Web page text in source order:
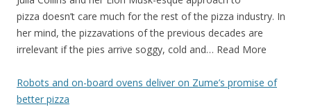
pizza doesn’t care much for the rest of the pizza industry. In
her mind, the pizzavations of the previous decades are
irrelevant if the pies arrive soggy, cold and… Read More
Robots and on-board ovens deliver on Zume’s promise of
better pizza